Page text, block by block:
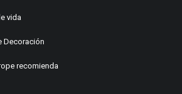
vida
Decoración
recomienda